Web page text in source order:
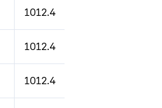
1012.4
1012.4
1012.4